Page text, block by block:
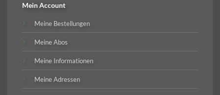
Mein Account
Meine Bestellungen
Meine Abos
Meine Informationen
Meine Adressen